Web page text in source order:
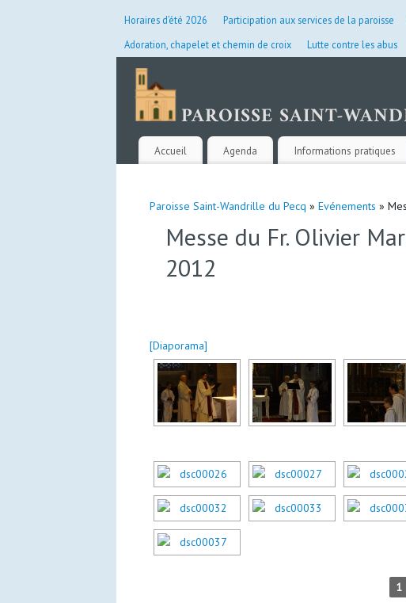
Horaires d’été 2026 Participation aux services de la paroisse
Adoration, chapelet et chemin de croix
Lutte contre les abus
Accueil Agenda Informations pratiques
Paroisse Saint-Wandrille du Pecq » Evénements »
Messe du Fr. Olivier
2012
[Diaporama]
1